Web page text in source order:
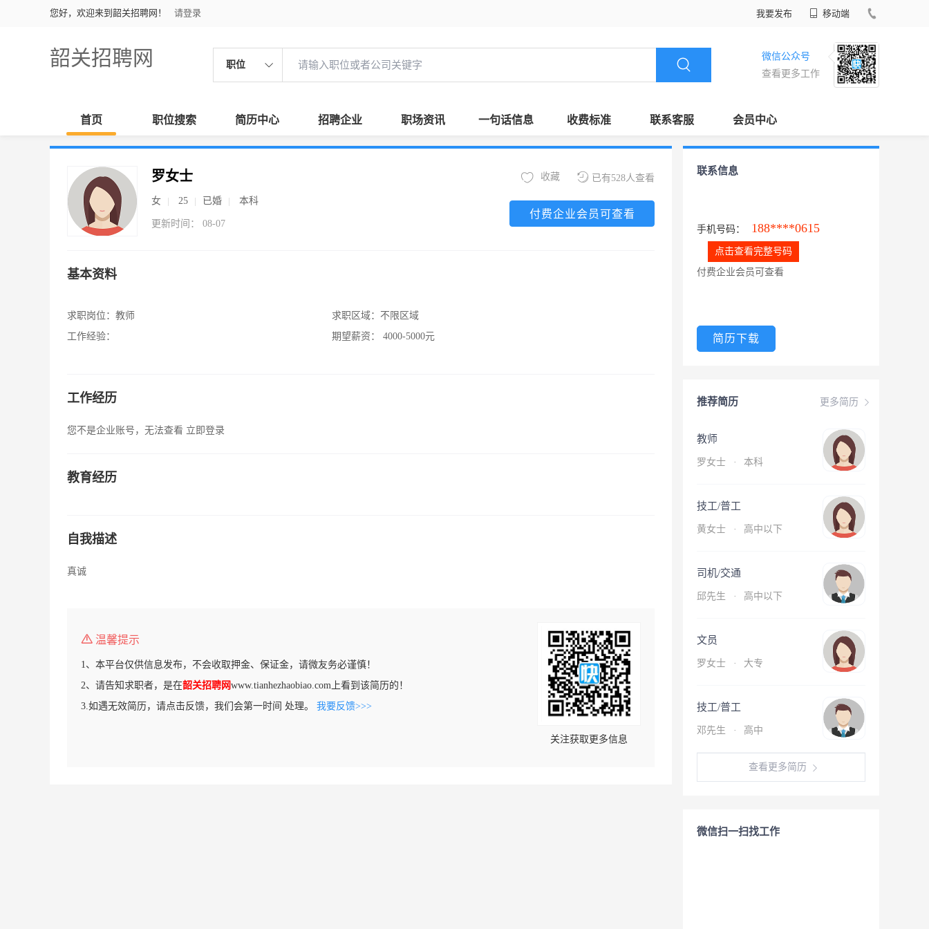
您好，欢迎来到韶关招聘网！ 请登录 我要发布 移动端
韶关招聘网 职位
微信公众号
查看更多工作
首页 职位搜索 简历中心 招聘企业 职场资讯 一句话信息 收费标准 联系客服 会员中心
罗女士
女 25 已婚 本科
更新时间： 08-07
已有528人查看
收藏
付费企业会员可查看
基本资料
求职岗位： 教师
工作经验：
求职区域： 不限区域
期望薪资：
4000-5000元
工作经历
您不是企业账号，无法查看 立即登录
教育经历
自我描述
真诚
温馨提示
1、本平台仅供信息发布，不会收取押金、保证金，请微友务必谨慎！
2、请告知求职者，是在韶关招聘网www.tianhezhaobiao.com上看到该简历的！
3.如遇无效简历，请点击反馈，我们会第一时间 处理。 我要反馈>>>
关注获取更多信息
联系信息
手机号码： 188****0615
点击查看完整号码
付费企业会员可查看
简历下载
更多简历
推荐简历
教师
罗女士 · 本科
技工/普工
黄女士 · 高中以下
司机/交通
邱先生 · 高中以下
文员
罗女士 · 大专
技工/普工
邓先生 · 高中
查看更多简历
微信扫一扫找工作